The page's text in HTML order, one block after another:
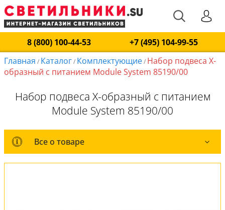
8 (800) 100-44-53
+7 (495) 104-99-55
Главная / Каталог/ Комплектующие/ Набор подвеса Х-
образный с питанием Module System 85190/00
Набор подвеса Х-образный с питанием
Module System 85190/00
Все о товаре
Все о товаре